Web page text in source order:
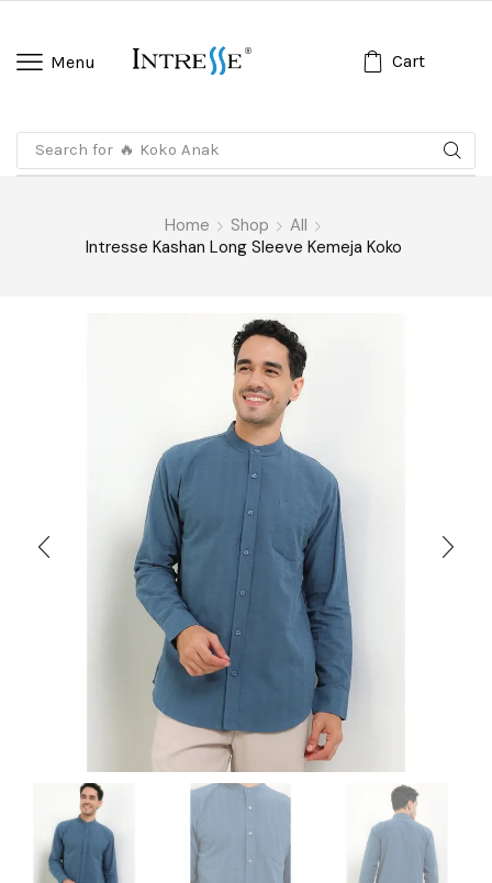
Menu Cart
Search for 🔥 Koko Anak
Home Shop
All
Intresse Kashan Long Sleeve Kemeja Koko